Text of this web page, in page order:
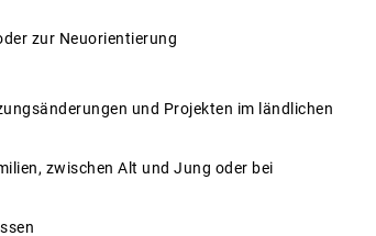
zur Neuorientierung
und Projekten im ländlichen
zwischen Alt und Jung oder bei